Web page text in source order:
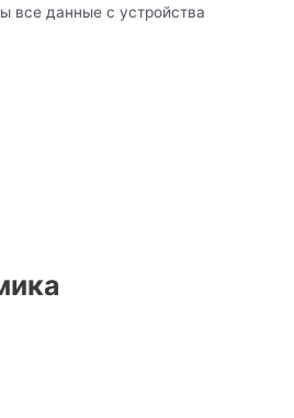
все данные с устройства